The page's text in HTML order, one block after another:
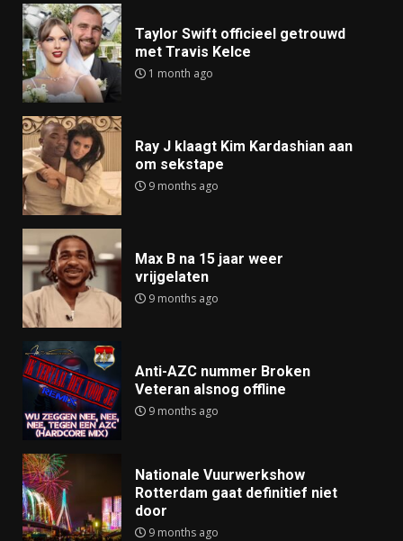
Taylor Swift officieel getrouwd
met Travis Kelce
1 month ago
Ray J klaagt Kim Kardashian aan
om sekstape
9 months ago
Max B na 15 jaar weer
vrijgelaten
9 months ago
Anti-AZC nummer Broken
Veteran alsnog offline
9 months ago
Nationale Vuurwerkshow
Rotterdam gaat definitief niet
door
9 months ago